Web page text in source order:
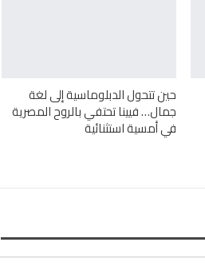
حين تتحول الدبلوماسية إلى لغة
جمال… فيينا تحتفي بالروح المصرية
في أمسية استثنائية